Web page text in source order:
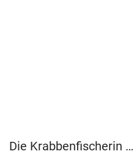
Die Krabbenfischerin –